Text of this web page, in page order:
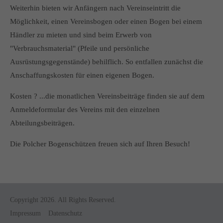
info@yourdomain.com
About us
Lorem ipsum dolor sit amet, consectetuer adipiscing elit.
Aenean commodo ligula eget dolor. Aenean massa. Cum
sociis natoque penatibus et magnis dis parturient montes,
Weiterhin bieten wir Anfängern nach Vereinseintritt die
Möglichkeit, einen Vereinsbogen oder einen Bogen bei einem
Händler zu mieten und sind beim Erwerb von
"Verbrauchsmaterial" (Pfeile und persönliche
Ausrüstungsgegenstände) behilflich. So entfallen zunächst die
Anschaffungskosten für einen eigenen Bogen.
Kosten ? ...die monatlichen Vereinsbeiträge finden sie auf dem
Anmeldeformular des Vereins mit den einzelnen
Abteilungsbeiträgen.
Die Polcher Bogenschützen freuen sich auf Ihren Besuch!
Copyright 2026. All Rights Reserved.
Impressum
Datenschutz